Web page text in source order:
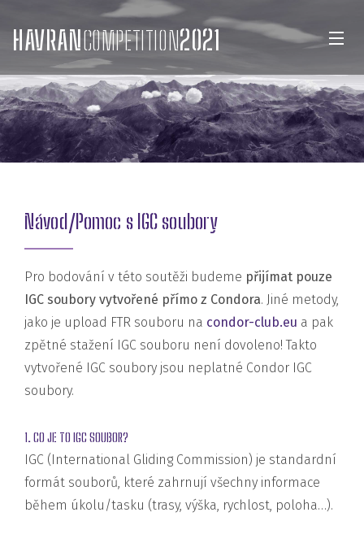
HAVRANCOMPETITION2021
Návod/Pomoc s IGC soubory
Pro bodování v této soutěži budeme přijímat pouze
IGC soubory vytvořené přímo z Condora. Jiné metody,
jako je upload FTR souboru na condor-club.eu a pak
zpětné stažení IGC souboru není dovoleno! Takto
vytvořené IGC soubory jsou neplatné Condor IGC
soubory.
1. CO JE TO IGC SOUBOR?
IGC (International Gliding Commission) je standardní
formát souborů, které zahrnují všechny informace
během úkolu/tasku (trasy, výška, rychlost, poloha…).